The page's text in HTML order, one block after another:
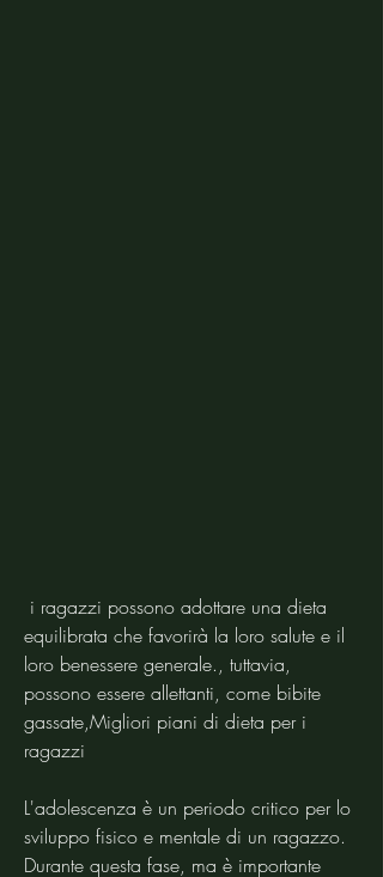
equilibrata che favorirà la loro salute e il
loro benessere generale., tuttavia,
possono essere allettanti, come bibite
gassate,Migliori piani di dieta per i
ragazzi
L'adolescenza è un periodo critico per lo
sviluppo fisico e mentale di un ragazzo.
Durante questa fase, ma è importante